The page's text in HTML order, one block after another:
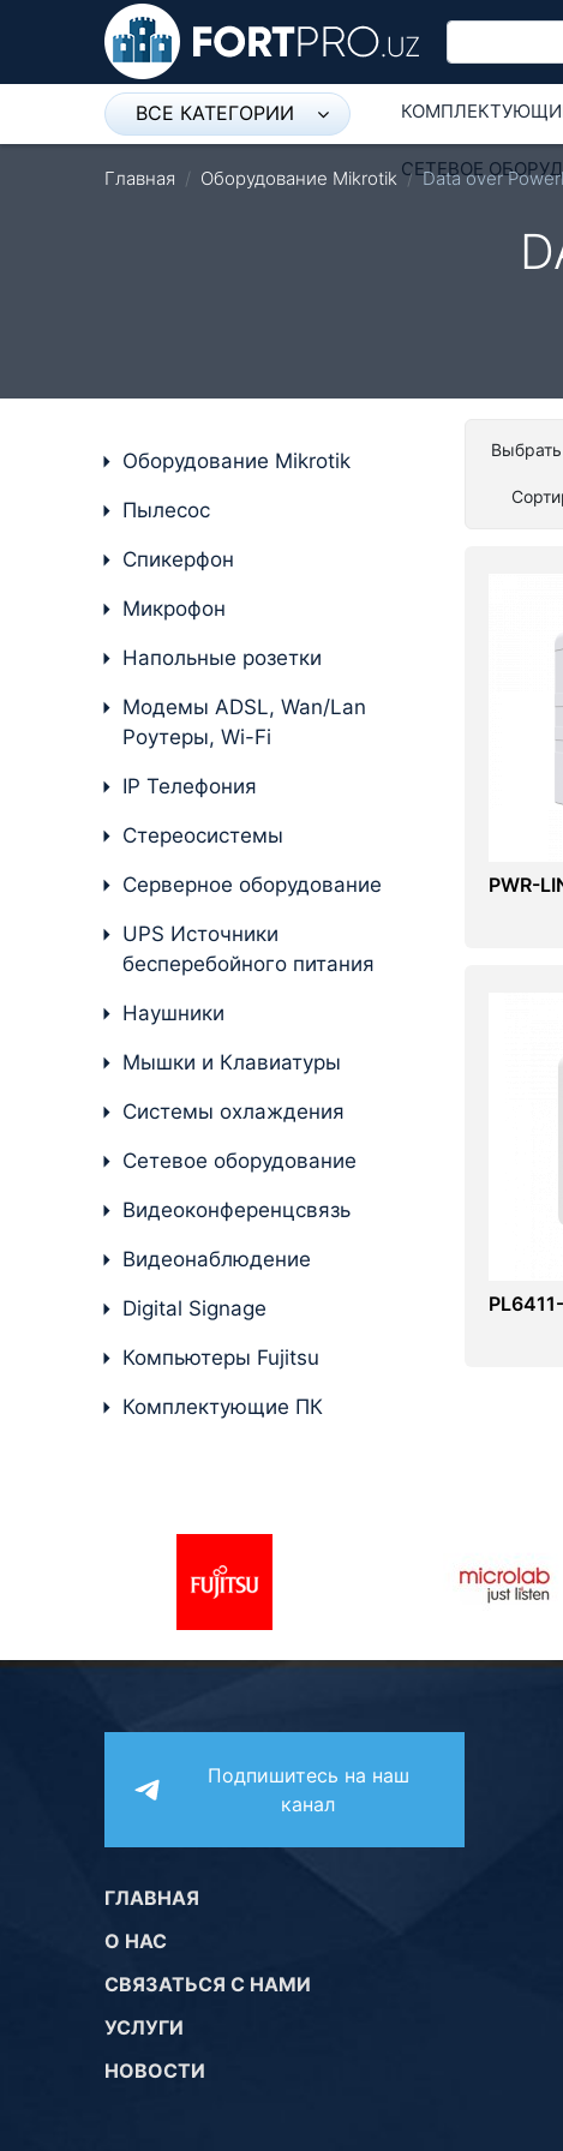
ВСЕ КАТЕГОРИИ
бесперебойного питания
Мышки и Клавиатуры
Digital Signage
Видеонаблюдение
Компьютеры Fujitsu
Комплектующие ПК
СЕТЕВОЕ
Главная Оборудование Mikrotik Data over
PWR-
Оборудование Mikrotik
Пылесос
Спикерфон
Микрофон
Напольные розетки
Модемы ADSL, Wan/Lan
Роутеры, Wi-Fi
IP Телефония
Стереосистемы
Серверное оборудование
UPS Источники
бесперебойного питания
Наушники
Мышки и Клавиатуры
Системы охлаждения
Сетевое оборудование
Видеоконференцсвязь
Видеонаблюдение
Digital Signage
Компьютеры Fujitsu
Комплектующие ПК
Подпишитесь на наш
канал
ГЛАВНАЯ
О НАС
СВЯЗАТЬСЯ С НАМИ
УСЛУГИ
НОВОСТИ